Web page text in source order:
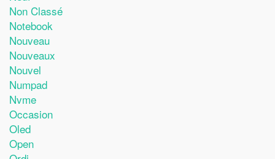
Non Classé
Notebook
Nouveau
Nouveaux
Nouvel
Numpad
Nvme
Occasion
Oled
Open